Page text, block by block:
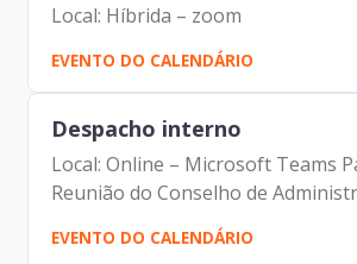
Local: Híbrida – zoom
EVENTO DO CALENDÁRIO
Despacho interno
Local: Online – Microsoft Teams
Reunião do Conselho de
Prodam-SP Participantes: -
Presidente da Prodam e
EVENTO DO CALENDÁRIO